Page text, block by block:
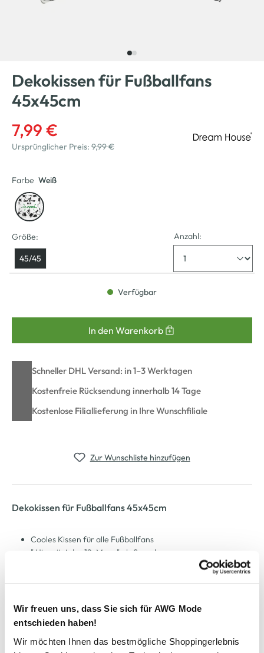
Wir freuen uns, dass Sie sich für AWG Mode
entschieden haben!
Wir möchten Ihnen das bestmögliche Shoppingerlebnis
Dekokissen für Fußballfans
45x45cm
7,99 €
Ursprünglicher Preis: 9,99 €
Farbe Weiß
Größe:
45/45
Anzahl:
Verfügbar
In den Warenkorb
Schneller DHL Versand: in 1–3 Werktagen
Kostenfreie Rücksendung innerhalb 14 Tage
Kostenlose Filiallieferung in Ihre Wunschfiliale
Zur Wunschliste hinzufügen
Dekokissen für Fußballfans 45x45cm
Cooles Kissen für alle Fußballfans
" Hier sitzt der 12. Mann" als Spruch
So macht ein Fußballspiel gleich doppelt Spass
AWG Artikelnummer